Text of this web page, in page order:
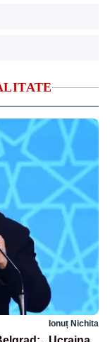
Ionuț Nichita